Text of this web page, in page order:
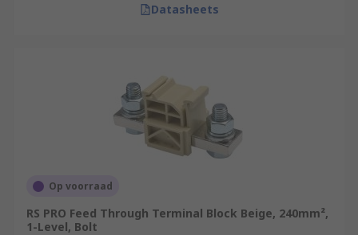
Datasheets
Op voorraad
RS PRO Feed Through Terminal Block Beige, 240mm²,
1-Level, Bolt